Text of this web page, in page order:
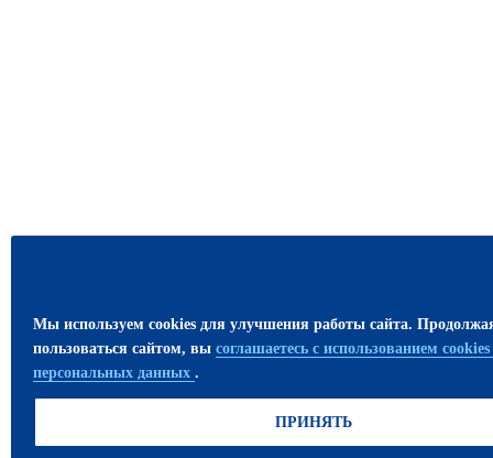
Мы используем cookies для улучшения работы сайта.
пользоваться сайтом, вы соглашаетесь с использованием cookies
персональных данных .
ПРИНЯТЬ